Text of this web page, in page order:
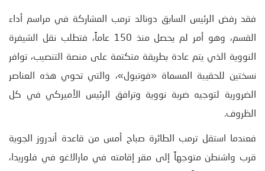
فقد رفض الرئيس السابق دونالد ترمب المشاركة في مراسم أداء
القسم، وهو أمر لم يحصل منذ 150 عاماً، فتطلب نقل الشيفرة
النووية الذي يتم عادة بطريقة متكتمة على منصة التنصيب، توافر
نسختين للحقيبة المسماة «فوتبول»، والتي تحوي هذه العناصر
الضرورية لتوجيه ضربة نووية وترافق الرئيس الأميركي في كل
الظروف.
فعندما استقل ترمب الطائرة صباح أمس من قاعدة أندروز الجوية
قرب واشنطن متوجهاً إلى مقر إقامته في مارالاغو في فلوريدا،